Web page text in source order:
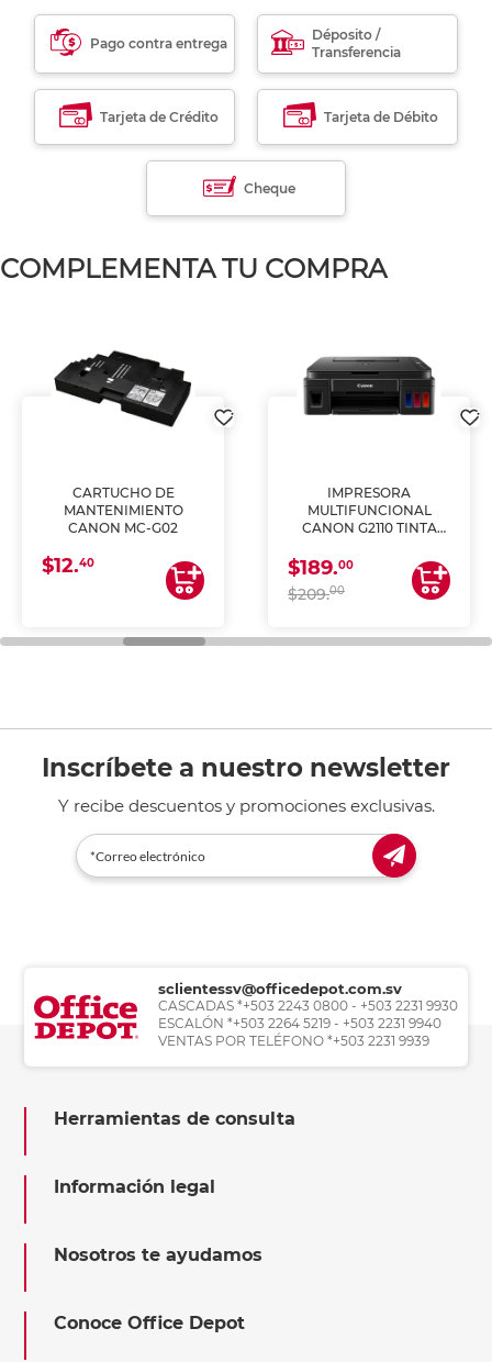
Pago contra entrega
Déposito /
Transferencia
Tarjeta de Crédito Tarjeta de Débito
Cheque
COMPLEMENTA TU COMPRA
CARTUCHO DE
MANTENIMIENTO
CANON MC-G02
$12.40
IMPRESORA
MULTIFUNCIONAL
CANON G2110 TINTA
$189.00
$209.00
Inscríbete a nuestro newsletter
Y recibe descuentos y promociones exclusivas.
sclientessv@officedepot.com.sv
CASCADAS *+503 2243 0800 - +503 2231 9930
ESCALÓN *+503 2264 5219 - +503 2231 9940
VENTAS POR TELÉFONO *+503 2231 9939
Herramientas de consulta
Información legal
Nosotros te ayudamos
Conoce Office Depot